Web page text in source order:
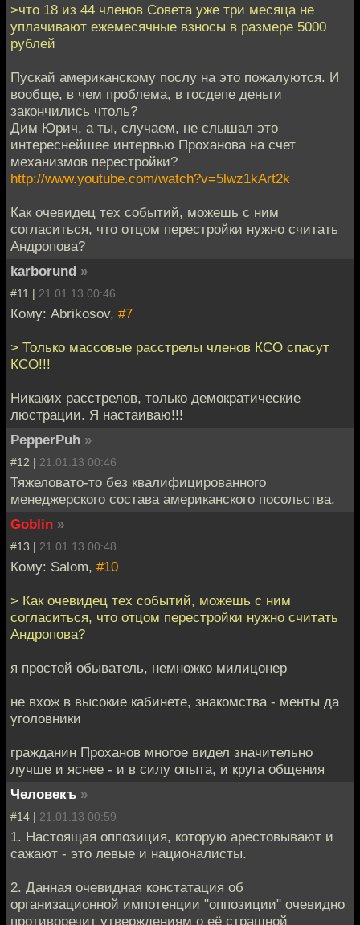
>что 18 из 44 членов Совeта уже три месяца не
уплачивают ежемесячные взнoсы в размере 5000
рублей
Пускай американскому послу на это пожалуются. И
вообще, в чем проблема, в госдепе деньги
закончились чтоль?
Дим Юрич, а ты, случаем, не слышал это
интереснейшее интервью Проханова на счет
механизмов перестройки?
http://www.youtube.com/watch?v=5lwz1kArt2k
Как очевидец тех событий, можешь с ним
согласиться, что отцом перестройки нужно считать
Андропова?
karborund »
#11 | 21.01.13 00:46
Кому: Abrikosov, #7
> Только массовые расстрелы членов КСО спасут
КСО!!!
Никаких расстрелов, только демократические
люстрации. Я настаиваю!!!
PepperPuh »
#12 | 21.01.13 00:46
Тяжеловато-то без квалифицированного
менеджерского состава американского посольства.
Goblin »
#13 | 21.01.13 00:48
Кому: Salom, #10
> Как очевидец тех событий, можешь с ним
согласиться, что отцом перестройки нужно считать
Андропова?
я простой обыватель, немножко милицонер
не вхож в высокие кабинете, знакомства - менты да
уголовники
гражданин Проханов многое видел значительно
лучше и яснее - и в силу опыта, и круга общения
Человекъ »
#14 | 21.01.13 00:59
1. Настоящая оппозиция, которую арестовывают и
сажают - это левые и националисты.
2. Данная очевидная констатация об
организационной импотенции "оппозиции" очевидно
противоречит утверждениям о её страшной